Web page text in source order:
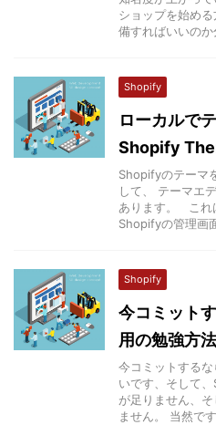
ショップを始め
備すればいいの
Shopify
ローカルで
Shopify
Shopifyのテーマ
して、 テーマエ
あります。 これ
Shopifyの管理画
Shopify
今コミット
用の勉強方
今コミットする
いです、そして
が足りません、
ません。 当然で